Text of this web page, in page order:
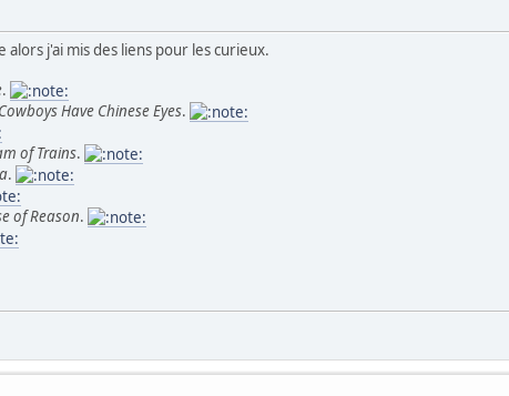
alors j'ai mis des liens pour les curieux.
.
Have Chinese Eyes.
of Trains.
.
of Reason.